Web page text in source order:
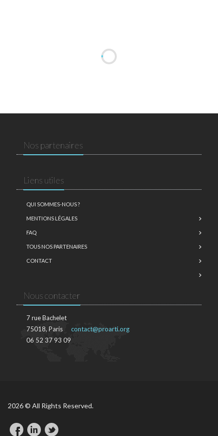
Nos partenaires
Liens utiles
QUI SOMMES-NOUS ?
MENTIONS LÉGALES
FAQ
TOUS NOS PARTENAIRES
CONTACT
Nous contacter
7 rue Bachelet
75018, Paris
06 52 37 93 09
contact@proarti.org
2026 © All Rights Reserved.